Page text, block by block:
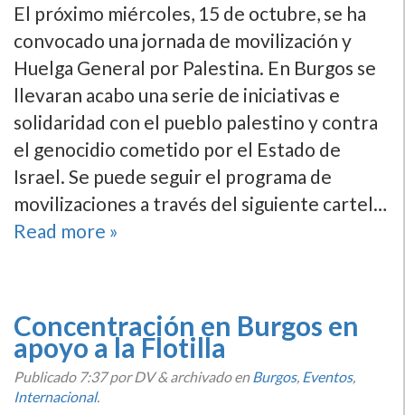
El próximo miércoles, 15 de octubre, se ha
convocado una jornada de movilización y
Huelga General por Palestina. En Burgos se
llevaran acabo una serie de iniciativas e
solidaridad con el pueblo palestino y contra
el genocidio cometido por el Estado de
Israel. Se puede seguir el programa de
movilizaciones a través del siguiente cartel…
Read more »
Concentración en Burgos en
apoyo a la Flotilla
Publicado 7:37por DV&archivado enBurgos, Eventos,
Internacional.